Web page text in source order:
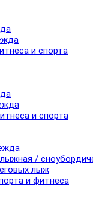
и спорта
и спорта
/
лыж
и фитнеса